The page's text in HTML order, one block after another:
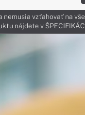
nemusia vzťahovať na
nájdete v